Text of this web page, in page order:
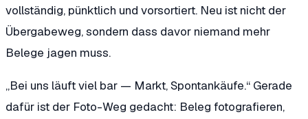
vollständig, pünktlich und vorsortiert. Neu ist nicht der
Übergabeweg, sondern dass davor niemand mehr
Belege jagen muss.
„Bei uns läuft viel bar — Markt, Spontankäufe.“ Gerade
dafür ist der Foto-Weg gedacht: Beleg fotografieren,